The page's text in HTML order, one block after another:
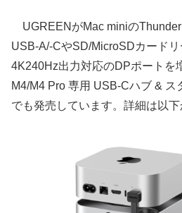
UGREENがMac miniの
USB-A/-CやSD/MicroSDカードリ
4K240Hz出力対応のDPポートを
M4/M4 Pro 専用 USB-Cハブ & ス
でも発売しています。詳細は以下